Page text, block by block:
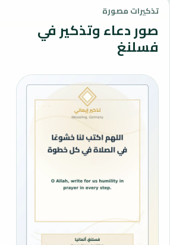
تذكيرات مصورة
صور دعاء وتذكير في
فسلنغ